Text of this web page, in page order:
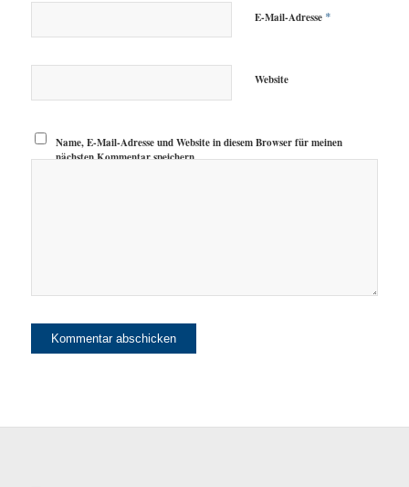
E-Mail-Adresse *
Website
Name, E-Mail-Adresse und Website in diesem Browser für meinen
nächsten Kommentar speichern.